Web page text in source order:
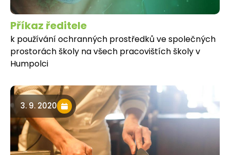
Příkaz ředitele
k používání ochranných prostředků ve společných
prostorách školy na všech pracovištích školy v
Humpolci
3. 9. 2020